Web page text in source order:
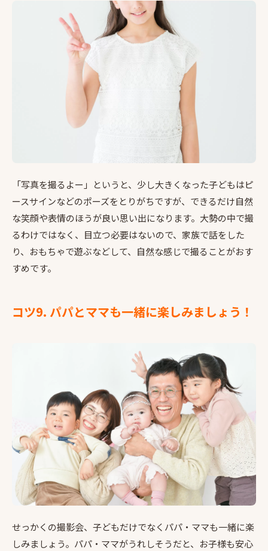
「写真を撮るよー」というと、少し大きくなった子どもはピ
ースサインなどのポーズをとりがちですが、できるだけ自然
な笑顔や表情のほうが良い思い出になります。大勢の中で撮
るわけではなく、目立つ必要はないので、家族で話をした
り、おもちゃで遊ぶなどして、自然な感じで撮ることがおす
すめです。
コツ9. パパとママも一緒に楽しみましょう！
せっかくの撮影会、子どもだけでなくパパ・ママも一緒に楽
しみましょう。パパ・ママがうれしそうだと、お子様も安心